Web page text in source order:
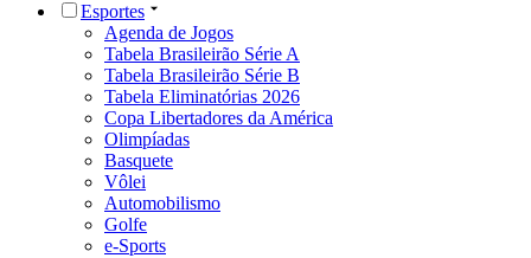
Esportes
Agenda de Jogos
Tabela Brasileirão Série A
Tabela Brasileirão Série B
Tabela Eliminatórias 2026
Copa Libertadores da América
Olimpíadas
Basquete
Vôlei
Automobilismo
Golfe
e-Sports